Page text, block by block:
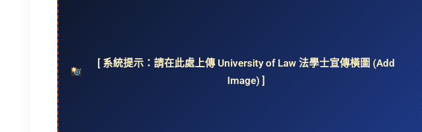
[ 系統提示：請在此處上傳 University of Law 法學士宣傳橫圖 (Add
Image) ]